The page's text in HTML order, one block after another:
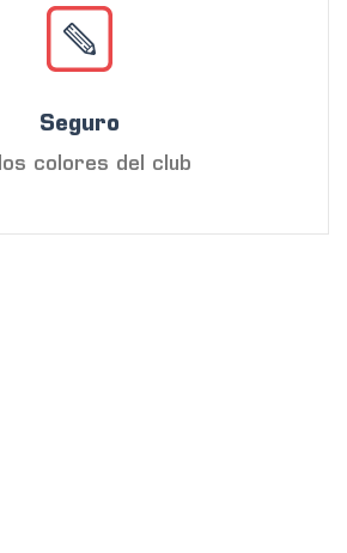
Seguro
colores del club